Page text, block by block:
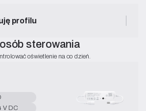
profilu
sterowania
oświetlenie na co dzień.
V DC